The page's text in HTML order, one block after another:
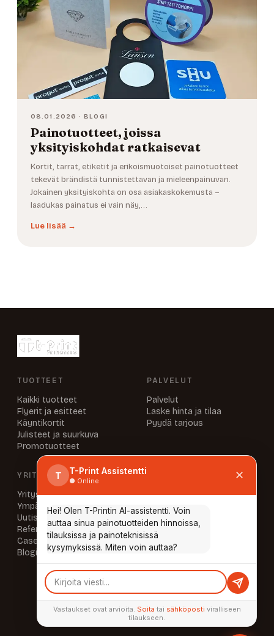
08.01.2026 · BLOGI
Painotuotteet, joissa
yksityiskohdat ratkaisevat
Kortit, tarrat, etiketit ja erikoismuotoiset painotuotteet
tekevät brändistä tunnistettavan ja mieleenpainuvan.
Jokainen yksityiskohta on osa asiakaskokemusta –
laadukas painatus ei vain näy,…
Lue lisää →
TUOTTEET
Kaikki tuotteet
Flyerit ja esitteet
Käyntikortit
Julisteet ja suurkuva
Promotuotteet
PALVELUT
Palvelut
Laske hinta ja tilaa
Pyydä tarjous
YRITYS
Yritys
Ympäristö
Uutiset
Referenssit
Caset
Blogi
INFO & YHTEYSTIEDOT
UKK
Aineisto-ohjeet
Laskutustiedot
Yhteystiedot
Tietosuoja
Pe 8.00–15.00
tai sopimuksen mukaan
T T-Print Assistentti
● Online ✕
Hei! Olen T-Printin AI-assistentti. Voin
auttaa sinua painotuotteiden hinnoissa,
tilauksissa ja painoteknisissä
kysymyksissä. Miten voin auttaa?
Vastaukset ovat arvioita. Soita tai sähköposti viralliseen
tilaukseen.